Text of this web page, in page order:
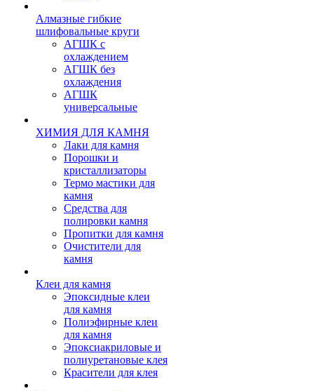
Алмазные гибкие
шлифовальные круги
АГШК с
охлаждением
АГШК без
охлаждения
АГШК
универсальные
ХИМИЯ ДЛЯ КАМНЯ
Лаки для камня
Порошки и
кристаллизаторы
Термо мастики для
камня
Средства для
полировки камня
Пропитки для камня
Очистители для
камня
Клеи для камня
Эпоксидные клеи
для камня
Полиэфирные клеи
для камня
Эпоксиакриловые и
полиуретановые клея
Красители для клея